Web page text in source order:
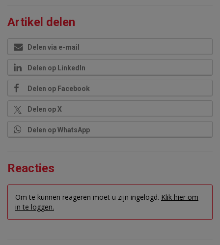
Artikel delen
Delen via e-mail
Delen op LinkedIn
Delen op Facebook
Delen op X
Delen op WhatsApp
Reacties
Om te kunnen reageren moet u zijn ingelogd. Klik hier om
in te loggen.